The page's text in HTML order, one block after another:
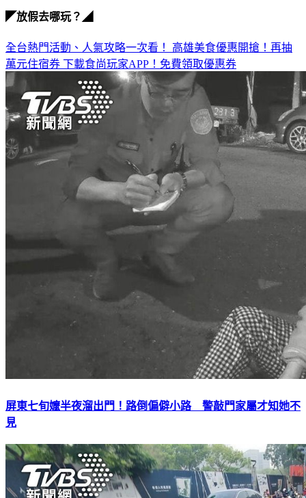
◤放假去哪玩？◢
全台熱門活動、人氣攻略一次看！ 高雄美食優惠開搶！再抽
萬元住宿券 下載食尚玩家APP！免費領取優惠券
屏東七旬嬤半夜溜出門！路倒偏僻小路 警敲門家屬才知她不
見